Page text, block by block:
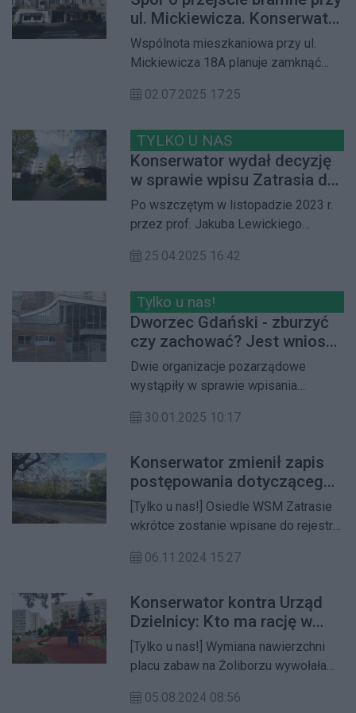
Wcześniej, przez ponad rok, były
zniszczone w wyniku kolizji drogowej
ul. Mickiewicza. Konserwator
zdecyduje o jego przyszłości
Wspólnota mieszkaniowa przy ul.
Mickiewicza 18A planuje zamknąć
bramne łączące ul. Mickiewicza z ul.
wśród mieszkańców i lokalnych
społeczników. O tym, czy pozostanie
ono dostępne, zdecyduje Stołeczny
Konserwator Zabytków
02.07.2025 17:25
TYLKO U NAS
Konserwator wydał decyzję
w sprawie wpisu Zatrasia do
rejestru zabytków
Po wszczętym w listopadzie 2023 r.
przez prof. Jakuba Lewickiego
Zabytków Marcin Dawidowicz
historycznego zespołu budowlanego
Osiedla WSM Zatrasie do rejestru
zabytków. Obecnie decyzja czeka na
uprawomocnienie
25.04.2025 16:42
Tylko u nas!
Dworzec Gdański - zburzyć
czy zachować? Jest wniosek
o wpisanie dworca do
rejestru zabytków
Dwie organizacje pozarządowe
wystąpiły w sprawie wpisania
zespołem budynków do niego
Wniosek czeka na rozpatrzenie oraz
na wszczęcie postępowania.
30.01.2025 10:17
Konserwator zmienił zapis
postępowania dotyczącego
wpisu Zatrasia do rejestru
zabytków
[Tylko u nas!] Osiedle WSM Zatrasie
wkrótce zostanie wpisane do rejestru
ochrony konserwatorskiej?
06.11.2024 15:27
Konserwator kontra Urząd
Dzielnicy: Kto ma rację w
sprawie remontu na
Żoliborzu?
[Tylko u nas!] Wymiana nawierzchni
placu zabaw na Żoliborzu wywołała
Wojewódzkim Konserwatorem
05.08.2024 08:56